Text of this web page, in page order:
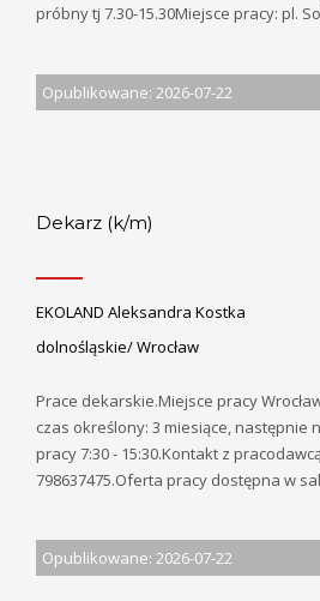
próbny tj 7.30-15.30Miejsce pracy: pl.
Opublikowane: 2026-07-22
Dekarz (k/m)
EKOLAND Aleksandra Kostka
dolnośląskie/ Wrocław
Prace dekarskie.Miejsce pracy
czas określony: 3 miesiące, następnie
pracy 7:30 - 15:30.Kontakt z
798637475.Oferta pracy dostępna w
Opublikowane: 2026-07-22